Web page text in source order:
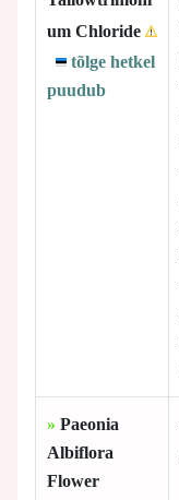
um Chloride
tõlge hetkel
puudub
» Paeonia
Albiflora
Flower